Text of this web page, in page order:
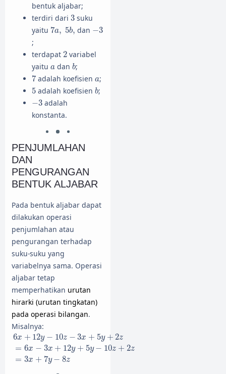
bentuk aljabar;
terdiri dari 3
3 suku
yaitu 7a, 5b,
7a 5b dan −3
3
;
terdapat 2
2 variabel
yaitu a
a dan b
b;
7
7adalah koefisien a
a;
5
5 adalah koefisien b
b;
−3
3 adalah
konstanta.
PENJUMLAHAN
DAN
PENGURANGAN
BENTUK ALJABAR
Pada bentuk aljabar dapat
dilakukan operasi
penjumlahan atau
pengurangan terhadap
suku-suku yang
variabelnya sama. Operasi
aljabar tetap
memperhatikan urutan
hirarki (urutan tingkatan)
pada operasi bilangan.
Misalnya:
6x + 12y − 10z − 3x + 5y + 2z
= 6x − 3x + 12y + 5y − 10z + 2z
= 3x + 7y − 8z
6x+12y− 10z−3 +5 + 2z= 6 x−